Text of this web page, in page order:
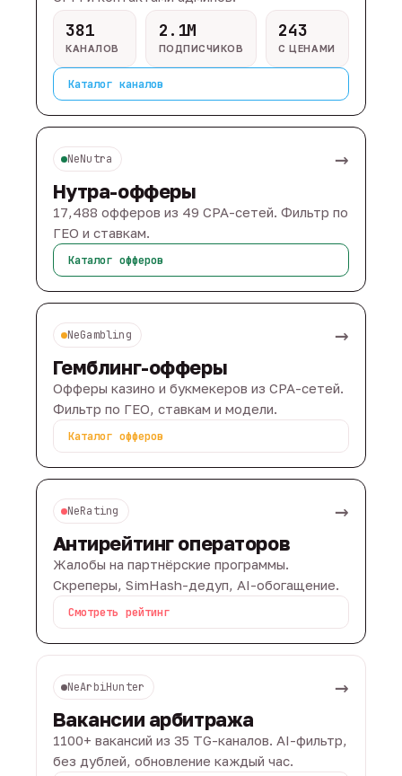
381
КАНАЛОВ
2.1M
ПОДПИСЧИКОВ
243
С ЦЕНАМИ
Каталог каналов
NeNutra →
Нутра-офферы
17,488 офферов из 49 CPA-сетей. Фильтр по
ГЕО и ставкам.
Каталог офферов
NeGambling →
Гемблинг-офферы
Офферы казино и букмекеров из CPA-сетей.
Фильтр по ГЕО, ставкам и модели.
Каталог офферов
NeRating →
Антирейтинг операторов
Жалобы на партнёрские программы.
Скреперы, SimHash-дедуп, AI-обогащение.
Смотреть рейтинг
NeArbiHunter →
Вакансии арбитража
1100+ вакансий из 35 TG-каналов. AI-фильтр,
без дублей, обновление каждый час.